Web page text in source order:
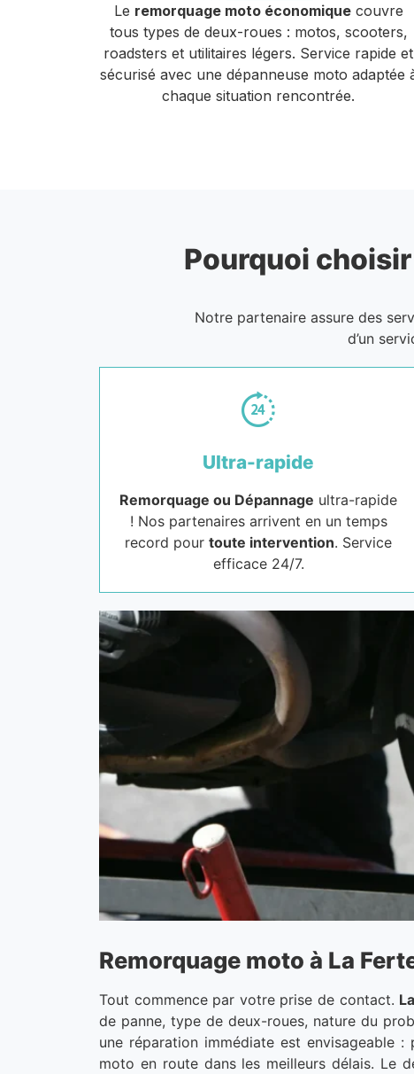
Le remorquage moto économiquecouvre
tous types de deux-roues : motos, scooters,
roadsters et utilitaires légers. Service rapide et
sécurisé avec une dépanneuse moto adaptée
chaque situation rencontrée.
Pourquoi
Notre partenaire assure des
d’un
Ultra-rapide
Remorquage ou Dépannage ultra-rapide
! Nos partenaires arrivent en un temps
record pour toute intervention. Service
efficace 24/7.
Remorquage moto à La
Tout commence par votre prise de contact.
de panne, type de deux-roues, nature du
une réparation immédiate est envisageable
moto en route dans les meilleurs délais. Le